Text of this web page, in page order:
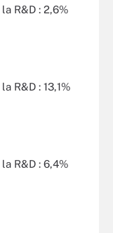
R&D : 2,6%
R&D : 13,1%
R&D : 6,4%